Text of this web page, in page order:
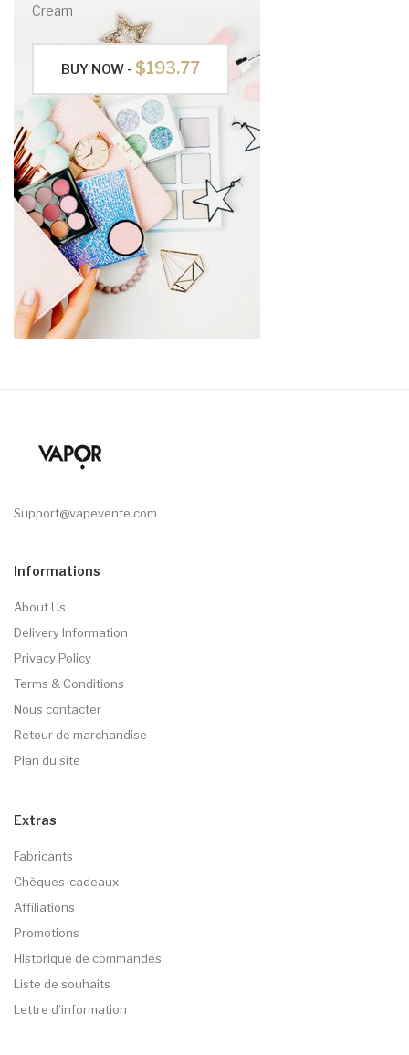
Cream
BUY NOW - $193.77
Support@vapevente.com
Informations
About Us
Delivery Information
Privacy Policy
Terms & Conditions
Nous contacter
Retour de marchandise
Plan du site
Extras
Fabricants
Chèques-cadeaux
Affiliations
Promotions
Historique de commandes
Liste de souhaits
Lettre d’information